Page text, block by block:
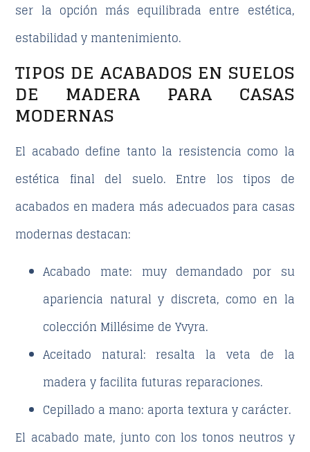
ser la opción más equilibrada entre estética,
estabilidad y mantenimiento.
TIPOS DE ACABADOS EN SUELOS
DE MADERA PARA CASAS
MODERNAS
El acabado define tanto la resistencia como la
estética final del suelo. Entre lostipos de
acabados en madera más adecuados para casas
modernas destacan:
Acabado mate: muy demandado por su
apariencia natural y discreta, como en la
colección Millésime de Yvyra.
Aceitado natural: resalta la veta de la
madera y facilita futuras reparaciones.
Cepillado a mano: aporta textura y carácter.
El acabado mate, junto con los tonos neutros y